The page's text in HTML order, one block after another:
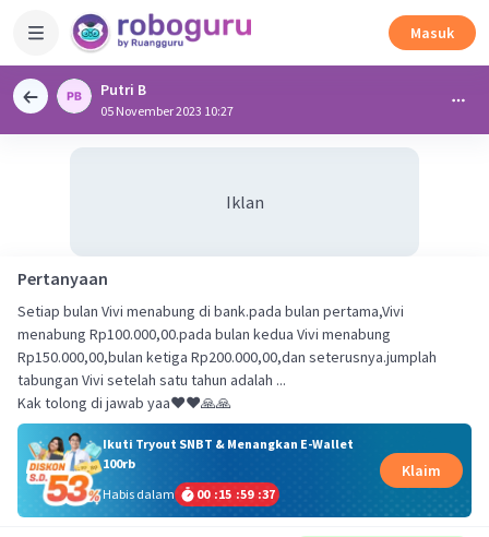
Masuk
Putri B
05 November 2023 10:27
Iklan
Pertanyaan
Setiap bulan Vivi menabung di bank.pada bulan pertama,Vivi
menabung Rp100.000,00.pada bulan kedua Vivi menabung
Rp150.000,00,bulan ketiga Rp200.000,00,dan seterusnya.jumplah
tabungan Vivi setelah satu tahun adalah ...
Kak tolong di jawab yaa❤️❤️🙏🙏
Ikuti Tryout SNBT & Menangkan E-Wallet
100rb
Habis dalam
00 :15 :59 :37
Klaim